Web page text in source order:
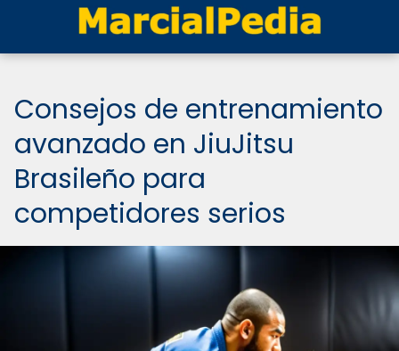
Consejos de entrenamiento
avanzado en JiuJitsu
Brasileño para
competidores serios